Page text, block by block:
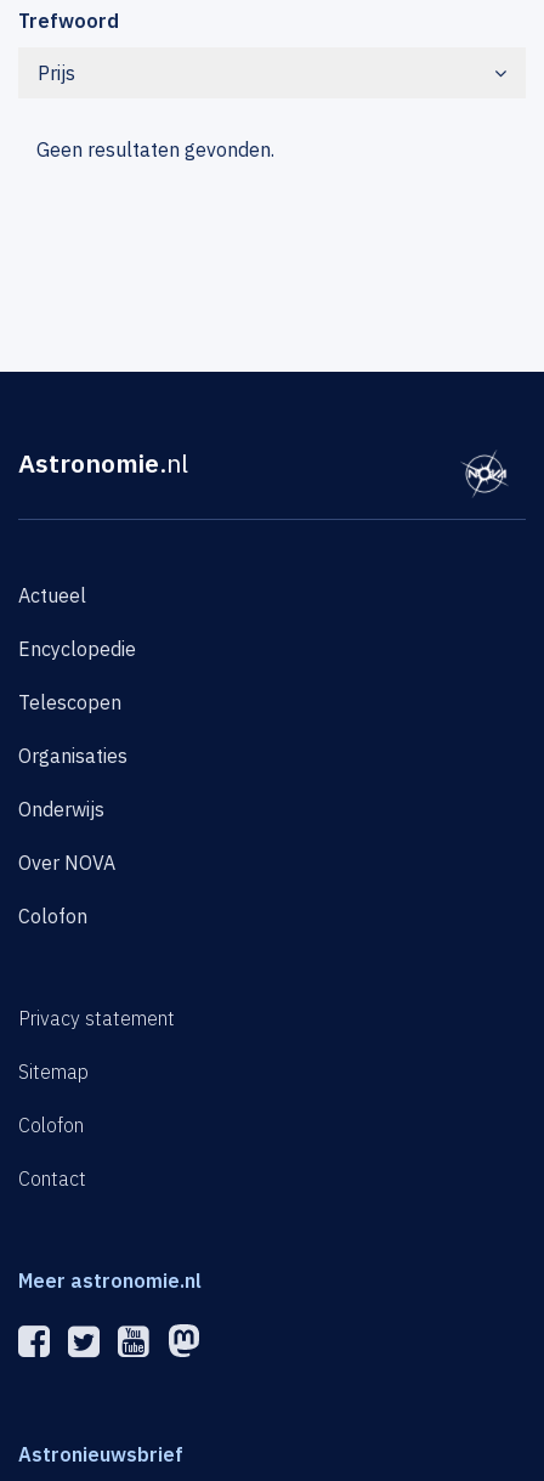
Trefwoord
Prijs
Geen resultaten gevonden.
Astronomie.nl
Actueel
Encyclopedie
Telescopen
Organisaties
Onderwijs
Over NOVA
Colofon
Privacy statement
Sitemap
Colofon
Contact
Meer astronomie.nl
Astronieuwsbrief